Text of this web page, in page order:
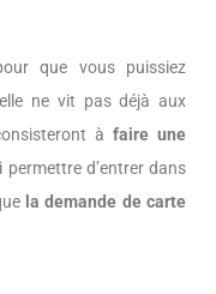
que vous puissiez
ne vit pas déjà aux
à faire une
permettre d’entrer dans
la demande de carte